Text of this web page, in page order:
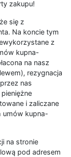
zakupu!
się z
Na koncie tym
z
kupna-
na nasz
rezygnacja
nas
i zaliczane
umów kupna-
na stronie
pod adresem